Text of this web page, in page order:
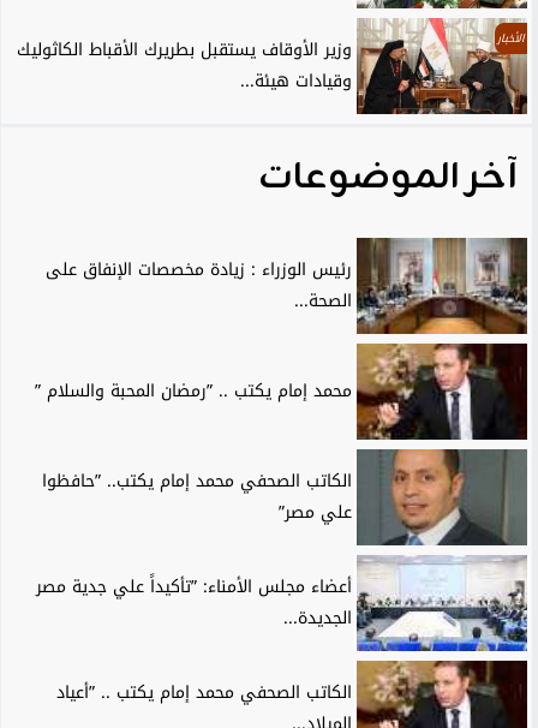
الأخبار
وزير الأوقاف يستقبل بطريرك الأقباط الكاثوليك
وقيادات هيئة...
آخر الموضوعات
رئيس الوزراء : زيادة مخصصات الإنفاق على
الصحة...
محمد إمام يكتب .. ”رمضان المحبة والسلام ”
الكاتب الصحفي محمد إمام يكتب.. ”حافظوا
علي مصر”
أعضاء مجلس الأمناء: ”تأكيداً علي جدية مصر
الجديدة...
الكاتب الصحفي محمد إمام يكتب .. ”أعياد